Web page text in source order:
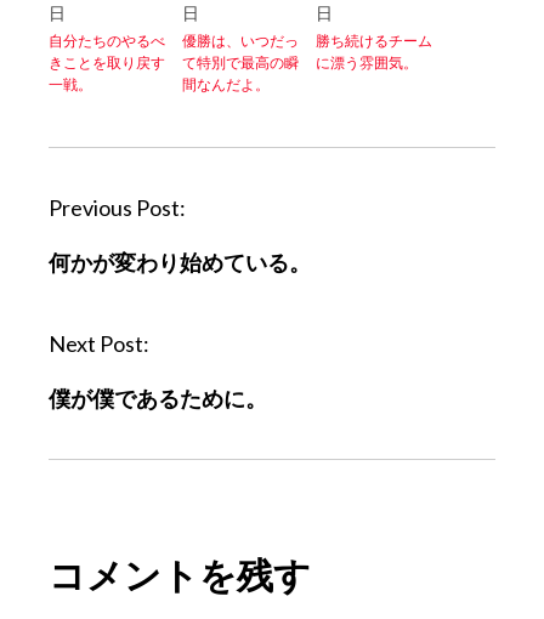
日
自分たちのやるべ
きことを取り戻す
一戦。
日
優勝は、いつだっ
て特別で最高の瞬
間なんだよ。
日
勝ち続けるチーム
に漂う雰囲気。
P
s
n
v
Previous Post:
何かが変わり始めている。
Next Post:
僕が僕であるために。
コメントを残す